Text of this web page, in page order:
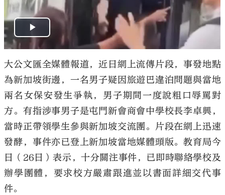
大公文匯全媒體報道，近日網上流傳片段，事發地點
為新加坡街邊，一名男子疑因旅遊巴違泊問題與當地
兩名女保安發生爭執，男子期間一度說粗口辱罵對
方。有指涉事男子是屯門新會商會中學校長李卓興，
當時正帶領學生參與新加坡交流團。片段在網上迅速
發酵，事件亦已登上新加坡當地媒體頭版。教育局今
日（26日）表示，十分關注事件，已即時聯絡學校及
辦學團體，要求校方嚴肅跟進並以書面詳細交代事
件。